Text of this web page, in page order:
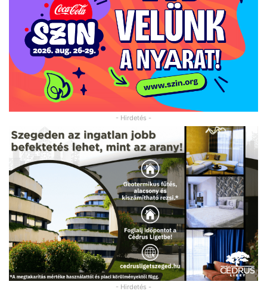
- Hirdetés -
- Hirdetés -